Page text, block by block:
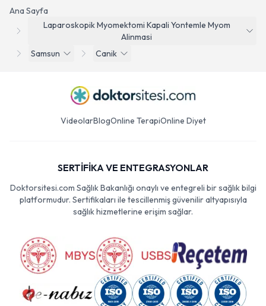
Ana Sayfa
Laparoskopik Myomektomi Kapali Yontemle Myom
Alinmasi
Samsun
Canik
VideolarBlogOnline TerapiOnline Diyet
SERTİFİKA VE ENTEGRASYONLAR
Doktorsitesi.com Sağlık Bakanlığı onaylı ve entegreli bir sağlık bilgi
platformudur. Sertifikaları ile tescillenmiş güvenilir altyapısıyla
sağlık hizmetlerine erişim sağlar.